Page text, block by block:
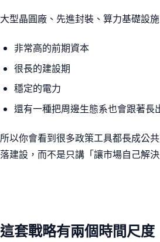
大型晶圓廠、先進封裝、算力基礎設
非常高的前期資本
很長的建設期
穩定的電力
還有一種把周邊生態系也會跟著長
所以你會看到很多政策工具都長成公
落建設，而不是只講「讓市場自己解決
這套戰略有兩個時間尺度